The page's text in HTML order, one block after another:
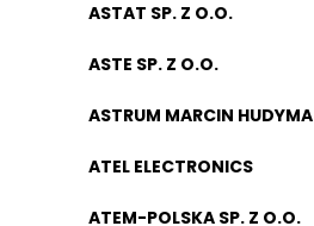
ASTAT SP. Z O.O.
ASTE SP. Z O.O.
ASTRUM MARCIN HUDYMA
ATEL ELECTRONICS
ATEM-POLSKA SP. Z O.O.